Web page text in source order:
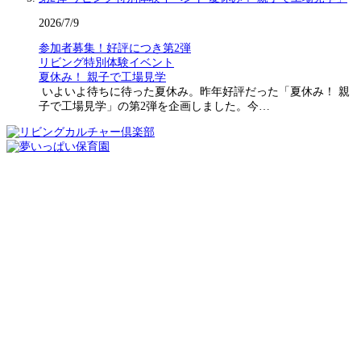
2026/7/9
参加者募集！好評につき第2弾
リビング特別体験イベント
夏休み！ 親子で工場見学
いよいよ待ちに待った夏休み。昨年好評だった「夏休み！ 親
子で工場見学」の第2弾を企画しました。今…